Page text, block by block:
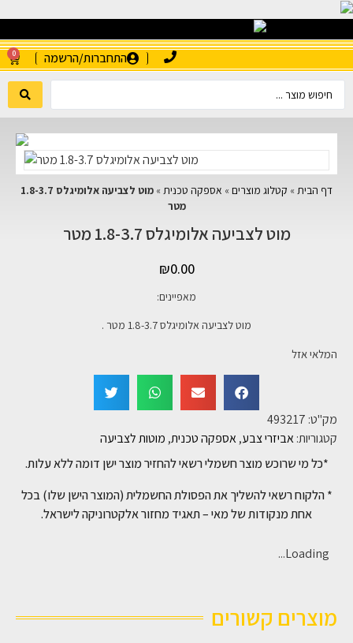
התחברות/הרשמה 0
דף הבית » קטלוג מוצרים » אספקה טכנית »
מוט לצביעה אלומיגלס 1.8-3.7
מטר
מוט לצביעה אלומיגלס 1.8-3.7 מטר
₪0.00
מאפיינים:
מוט לצביעה אלומיגלס 1.8-3.7 מטר .
המלאי אזל
מק"ט: 493217
קטגוריות:אביזרי צבע,אספקה טכנית, מוטות לצביעה
*כל מי שרוכש מוצר חשמלי רשאי להחזיר מוצר ישן דומה ללא עלות.
* הלקוח רשאי להשליך את הפסולת החשמלית (המוצר הישן שלו) בכל
אחת מנקודות של מאי – תאגיד מחזור אלקטרוניקה לישראל.
Loading...
מוצרים קשורים